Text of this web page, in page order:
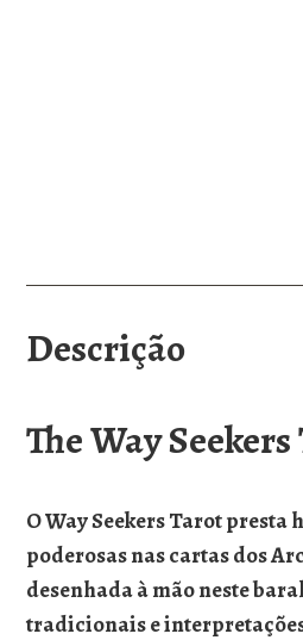
Descrição
The Way
O Way Seekers Tarot
poderosas nas cartas dos
desenhada à mão neste
tradicionais e